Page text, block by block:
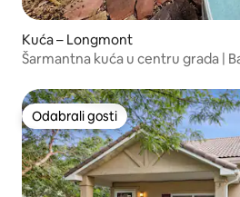
Kuća – Longmont
Odabrali gosti
Odabrali gosti